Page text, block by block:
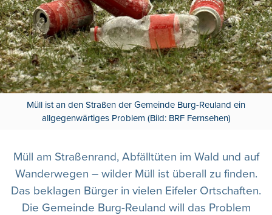
Müll ist an den Straßen der Gemeinde Burg-Reuland ein
allgegenwärtiges Problem (Bild: BRF Fernsehen)
Müll am Straßenrand, Abfälltüten im Wald und auf
Wanderwegen – wilder Müll ist überall zu finden.
Das beklagen Bürger in vielen Eifeler Ortschaften.
Die Gemeinde Burg-Reuland will das Problem